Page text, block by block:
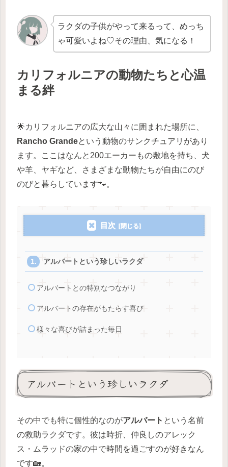
ラクダの子供がやって来るって、めっち
ゃ可愛いよね♡その理由、気になる！
カリフォルニアの動物たちと心温
まる絆
🌟カリフォルニアの広大な山々に囲まれた場所に、
Rancho Grandeという動物のサンクチュアリがあり
ます。ここはなんと200エーカーもの敷地を持ち、犬
や羊、ヤギなど、さまざまな動物たちが自由にのび
のびと暮らしています🐾。
目次
アルバートという珍しいラクダ
アルバートとの特別なつながり
アルバートの存在がもたらす喜び
様々な喜びが詰まった毎日
アルバートという珍しいラクダ
その中でも特に個性的なのがアルバート という名前
の救助ラクダです。彼は時折、仲良しのアレック
ス・ムラッドの家の中で時間を過ごすのが好きなん
です🏡。